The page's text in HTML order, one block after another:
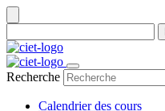
Recherche
Calendrier des cours